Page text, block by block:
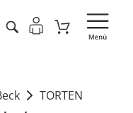
TORTEN